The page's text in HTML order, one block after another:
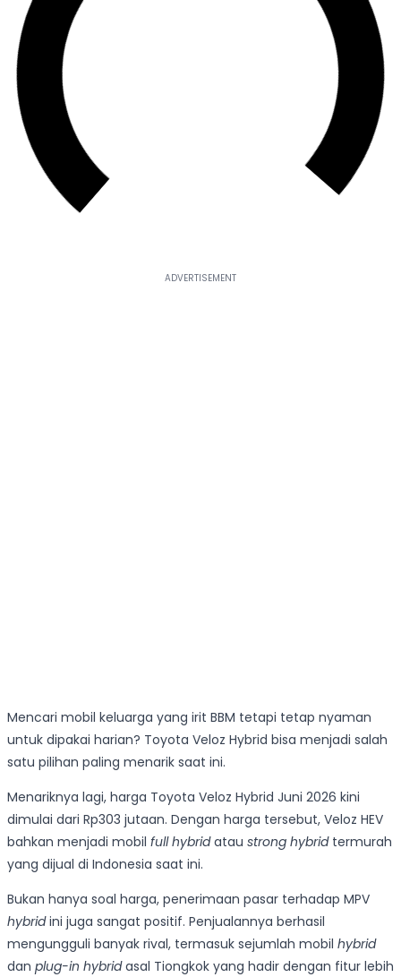
Mencari mobil keluarga yang irit BBM tetapi tetap nyaman
untuk dipakai harian? Toyota Veloz Hybrid bisa menjadi salah
satu pilihan paling menarik saat ini.
Menariknya lagi, harga Toyota Veloz Hybrid Juni 2026 kini
dimulai dari Rp303 jutaan. Dengan harga tersebut, Veloz HEV
bahkan menjadi mobil full hybridatau strong hybridtermurah
yang dijual di Indonesia saat ini.
Bukan hanya soal harga, penerimaan pasar terhadap MPV
hybridini juga sangat positif. Penjualannya berhasil
mengungguli banyak rival, termasuk sejumlah mobil hybrid
dan plug-in hybridasal Tiongkok yang hadir dengan fitur lebih